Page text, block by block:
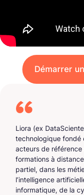
Démarrer
Liora (ex
technologique fondé
acteurs de
formations à
partiel, dans les
l’intelligence
informatique, de la